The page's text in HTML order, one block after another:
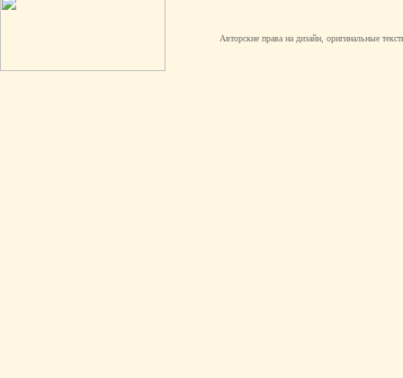
Авторские права на дизайн, оригинальные